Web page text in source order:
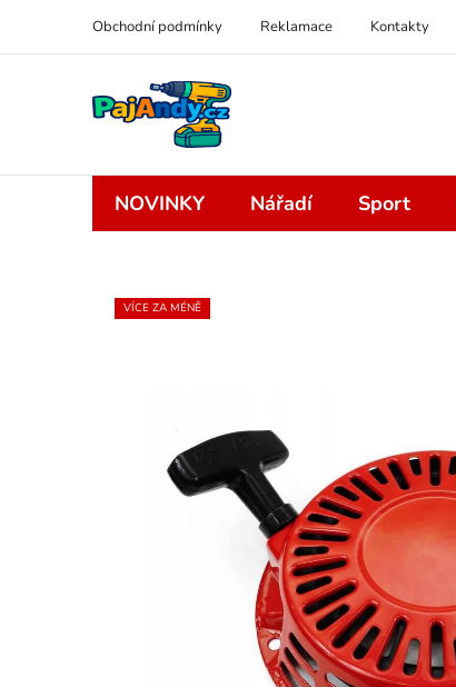
obsah
Obchodní podmínky Reklamace Kontakty
NOVINKY Nářadí Sport
VÍCE ZA MÉNĚ